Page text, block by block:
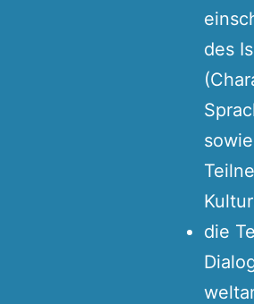
des
die